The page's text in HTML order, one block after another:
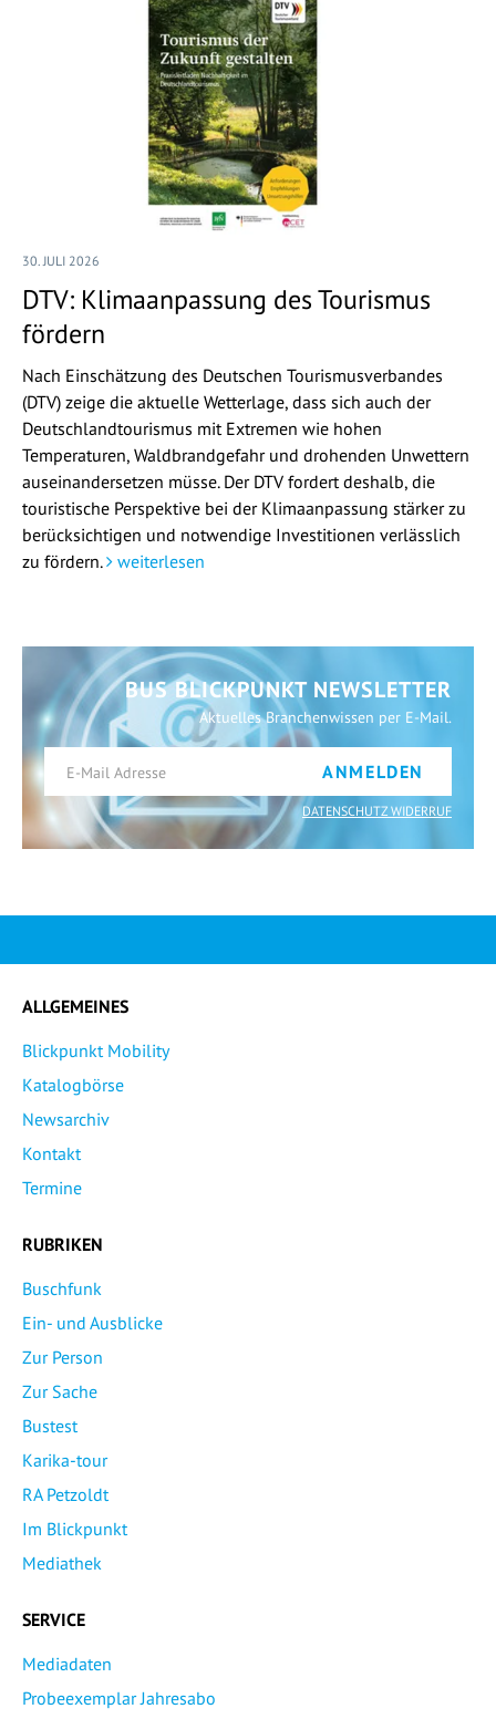
30. JULI 2026
DTV: Klimaanpassung des Tourismus
fördern
Nach Einschätzung des Deutschen Tourismusverbandes
(DTV) zeige die aktuelle Wetterlage, dass sich auch der
Deutschlandtourismus mit Extremen wie hohen
Temperaturen, Waldbrandgefahr und drohenden Unwettern
auseinandersetzen müsse. Der DTV fordert deshalb, die
touristische Perspektive bei der Klimaanpassung stärker zu
berücksichtigen und notwendige Investitionen verlässlich
zu fördern.
weiterlesen
BUS BLICKPUNKT NEWSLETTER
Aktuelles Branchenwissen per E-Mail.
ANMELDEN
DATENSCHUTZ WIDERRUF
ALLGEMEINES
Blickpunkt Mobility
Katalogbörse
Newsarchiv
Kontakt
Termine
RUBRIKEN
Buschfunk
Ein- und Ausblicke
Zur Person
Zur Sache
Bustest
Karika-tour
RA Petzoldt
Im Blickpunkt
Mediathek
SERVICE
Mediadaten
Probeexemplar Jahresabo